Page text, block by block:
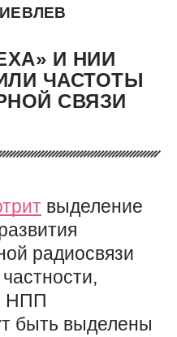
И НИИ
ЧАСТОТЫ
СВЯЗИ
выделение
радиосвязи
НПП
быть выделены